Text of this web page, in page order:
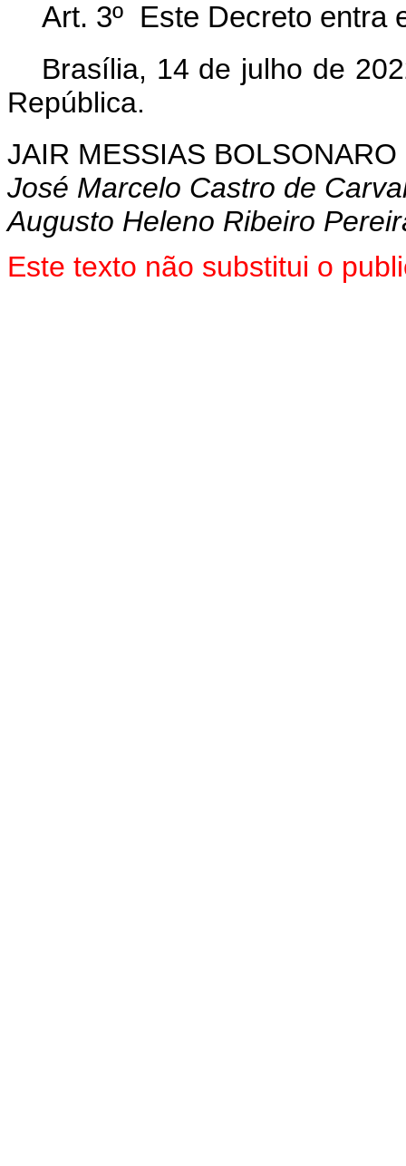
Art. 3º Este Decreto entra
Brasília, 14 de julho de
República.
JAIR MESSIAS BOLSONARO
José Marcelo Castro de
Augusto Heleno Ribeiro
Este texto não substitui o